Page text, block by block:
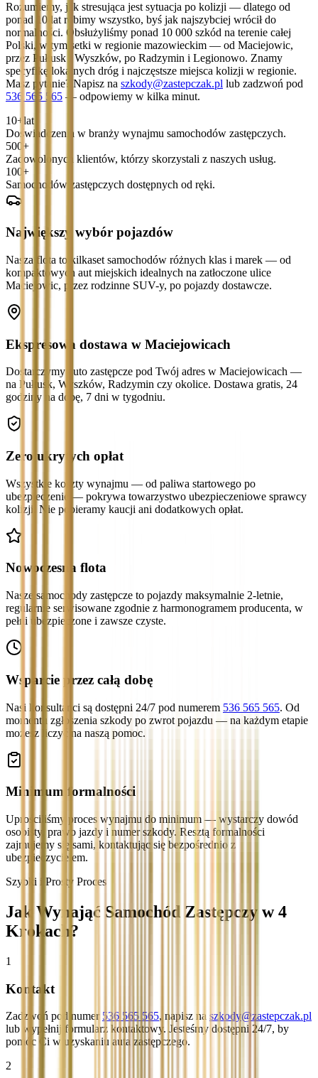
Rozumiemy, jak stresująca jest sytuacja po kolizji — dlatego od
ponad 10 lat robimy wszystko, byś jak najszybciej wrócił do
normalności. Obsłużyliśmy ponad 10 000 szkód na terenie całej
Polski, w tym setki w regionie mazowieckim — od Maciejowic,
przez Pułtusk i Wyszków, po Radzymin i Legionowo. Znamy
specyfikę lokalnych dróg i najczęstsze miejsca kolizji w regionie.
Masz pytanie? Napisz na szkody@zastepczak.pl lub zadzwoń pod
536 565 565 — odpowiemy w kilka minut.
10+ lat
Doświadczenia w branży wynajmu samochodów zastępczych.
500+
Zadowolonych klientów, którzy skorzystali z naszych usług.
100+
Samochodów zastępczych dostępnych od ręki.
Największy wybór pojazdów
Nasza flota to kilkaset samochodów różnych klas i marek — od
kompaktowych aut miejskich idealnych na zatłoczone ulice
Maciejowic, przez rodzinne SUV-y, po pojazdy dostawcze.
Ekspresowa dostawa w Maciejowicach
Dostarczymy auto zastępcze pod Twój adres w Maciejowicach —
na Pułtusk, Wyszków, Radzymin czy okolice. Dostawa gratis, 24
godziny na dobę, 7 dni w tygodniu.
Zero ukrytych opłat
Wszystkie koszty wynajmu — od paliwa startowego po
ubezpieczenie — pokrywa towarzystwo ubezpieczeniowe sprawcy
kolizji. Nie pobieramy kaucji ani dodatkowych opłat.
Nowoczesna flota
Nasze samochody zastępcze to pojazdy maksymalnie 2-letnie,
regularnie serwisowane zgodnie z harmonogramem producenta, w
pełni ubezpieczone i zawsze czyste.
Wsparcie przez całą dobę
Nasi konsultanci są dostępni 24/7 pod numerem 536 565 565. Od
momentu zgłoszenia szkody po zwrot pojazdu — na każdym etapie
możesz liczyć na naszą pomoc.
Minimum formalności
Uprościliśmy proces wynajmu do minimum — wystarczy dowód
osobisty, prawo jazdy i numer szkody. Resztą formalności
zajmujemy się sami, kontaktując się bezpośrednio z
ubezpieczycielem.
Szybki i Prosty Proces
Jak Wynająć Samochód Zastępczy w 4
Krokach?
1
Kontakt
Zadzwoń pod numer 536 565 565, napisz na szkody@zastepczak.pl
lub wypełnij formularz kontaktowy. Jesteśmy dostępni 24/7, by
pomóc Ci w uzyskaniu auta zastępczego.
2